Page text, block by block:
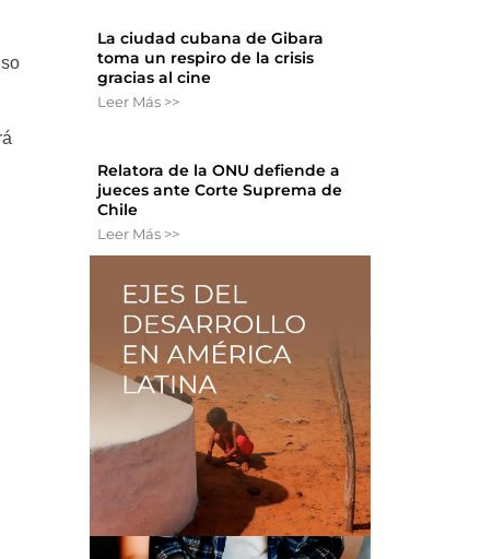
La ciudad cubana de Gibara
toma un respiro de la crisis
gracias al cine
Leer Más >>
Relatora de la ONU defiende a
jueces ante Corte Suprema de
Chile
Leer Más >>